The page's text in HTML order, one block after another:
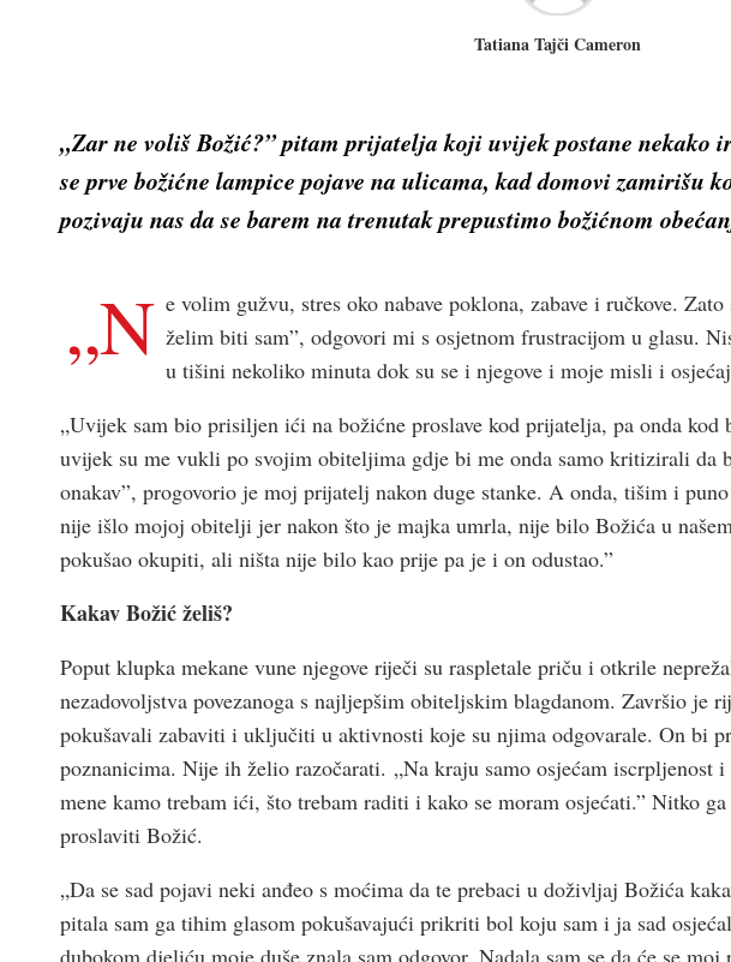
Tatiana Tajči Cameron
„Zar ne voliš Božić?” pitam prijatelja koji uvijek postane nekako
se prve božićne lampice pojave na ulicama, kad domovi zamirišu
pozivaju nas da se barem na trenutak prepustimo božićnom
„N e volim gužvu, stres oko nabave poklona, zabave i ručkove.
želim biti sam”, odgovori mi s osjetnom frustracijom u glasu.
u tišini nekoliko minuta dok su se i njegove i moje misli i
„Uvijek sam bio prisiljen ići na božićne proslave kod prijatelja, pa onda
uvijek su me vukli po svojim obiteljima gdje bi me onda samo kritizirali da
onakav”, progovorio je moj prijatelj nakon duge stanke. A onda, tišim i
nije išlo mojoj obitelji jer nakon što je majka umrla, nije bilo Božića u
pokušao okupiti, ali ništa nije bilo kao prije pa je i on odustao.”
Kakav Božić želiš?
Poput klupka mekane vune njegove riječi su raspletale priču i otkrile
nezadovoljstva povezanoga s najljepšim obiteljskim blagdanom. Završio je
pokušavali zabaviti i uključiti u aktivnosti koje su njima odgovarale. On bi
poznanicima. Nije ih želio razočarati. „Na kraju samo osjećam iscrpljenost
mene kamo trebam ići, što trebam raditi i kako se moram osjećati.” Nitko
proslaviti Božić.
„Da se sad pojavi neki anđeo s moćima da te prebaci u doživljaj Božića
pitala sam ga tihim glasom pokušavajući prikriti bol koju sam i ja sad
dubokom djeliću moje duše znala sam odgovor. Nadala sam se da će se